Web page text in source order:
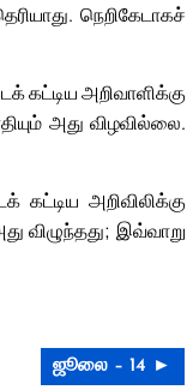
நெறிகேடாகச்
கட்டிய அறிவாளிக்கு
அது விழவில்லை.
அறிவிலிக்கு
விழுந்தது; இவ்வாறு
ஜூலை – 14 ►